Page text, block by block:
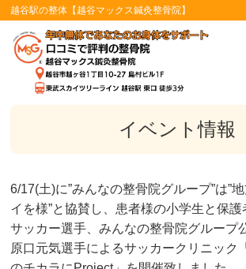
越谷駅の整体【越谷マックス鍼灸整骨院】
イベント情報
6/17(土)に”みんなの整骨院グループ”は”
イを様”と協賛し、患者様の小学生と保護
サッカー選手、みんなの整骨院グループ
原口元気選手によるサッカークリニック